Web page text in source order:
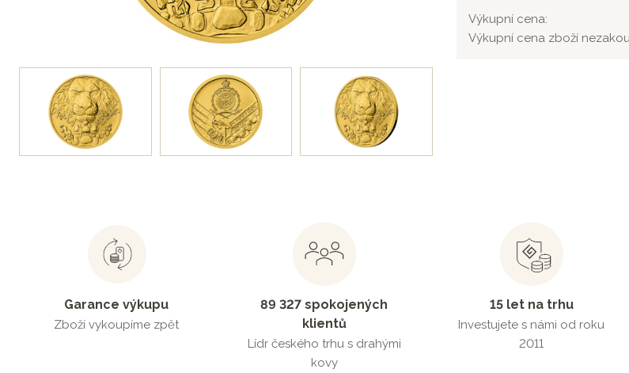
Výkupní cena:
Výkupní cena zboží
Garance výkupu
Zboží vykoupíme zpět
89 327 spokojených
klientů
Lídr českého trhu s drahými
kovy
15 let na trhu
Investujete s námi od roku
2011